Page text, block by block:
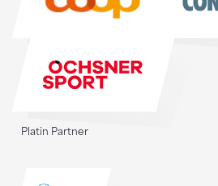
Platin Partner